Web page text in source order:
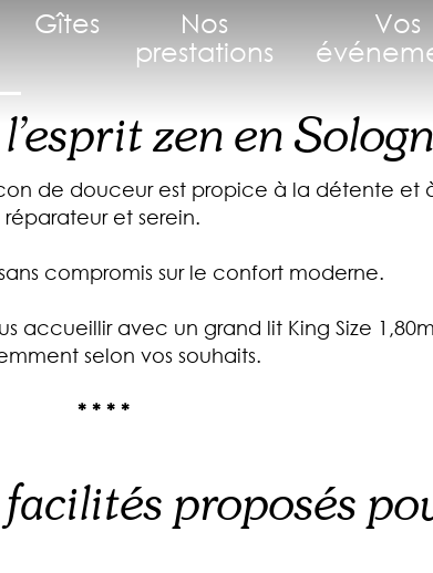
Gîtes
Nos
prestations
Vos
zen en
de douceur est propice à la détente et
réparateur et serein.
compromis sur le confort moderne.
accueillir avec un grand lit King Size
selon vos souhaits.
* * * *
proposés